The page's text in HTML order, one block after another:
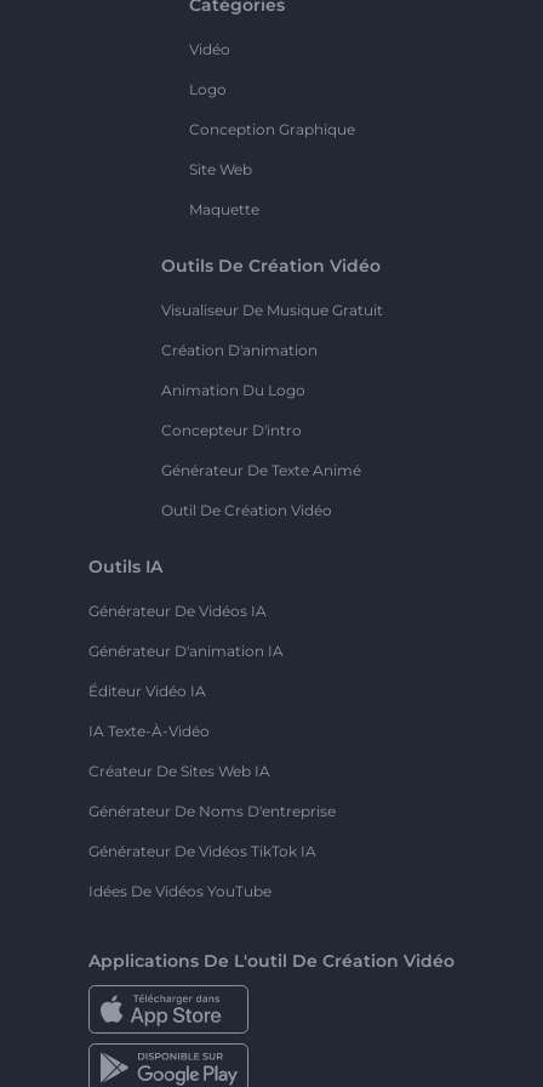
Catégories
Vidéo
Logo
Conception Graphique
Site Web
Maquette
Outils De Création Vidéo
Visualiseur De Musique Gratuit
Création D'animation
Animation Du Logo
Concepteur D'intro
Générateur De Texte Animé
Outil De Création Vidéo
Outils IA
Générateur De Vidéos IA
Générateur D'animation IA
Éditeur Vidéo IA
IA Texte-À-Vidéo
Créateur De Sites Web IA
Générateur De Noms D'entreprise
Générateur De Vidéos TikTok IA
Idées De Vidéos YouTube
Applications De L'outil De Création Vidéo